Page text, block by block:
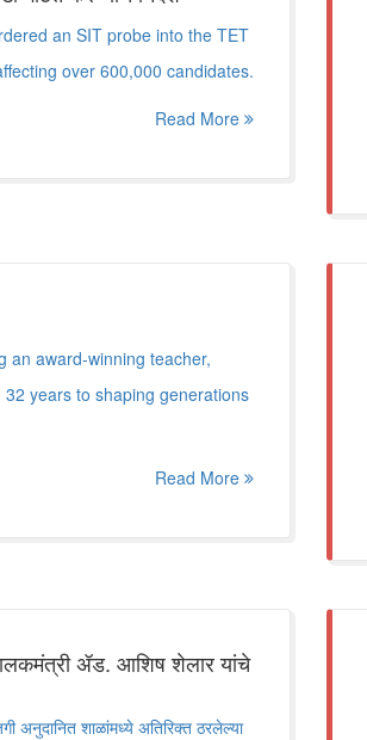
an SIT probe into the TET
over 600,000 candidates.
Read More
an award-winning teacher,
years to shaping generations
Read More
ॲड. आशिष शेलार यांचे
शाळांमध्ये अतिरिक्त ठरलेल्या